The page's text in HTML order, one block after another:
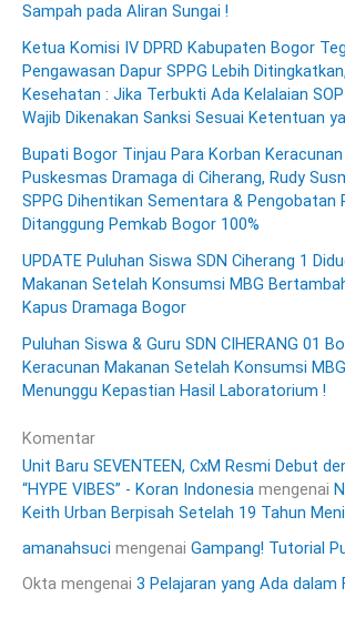
Sampah pada Aliran Sungai !
Ketua Komisi IV DPRD Kabupaten Bogor
Pengawasan Dapur SPPG Lebih
Kesehatan : Jika Terbukti Ada Kelalaian
Wajib Dikenakan Sanksi Sesuai Ketentuan
Bupati Bogor Tinjau Para Korban
Puskesmas Dramaga di Ciherang, Rudy
SPPG Dihentikan Sementara & Pengobatan
Ditanggung Pemkab Bogor 100%
UPDATE Puluhan Siswa SDN Ciherang 1
Makanan Setelah Konsumsi MBG
Kapus Dramaga Bogor
Puluhan Siswa & Guru SDN CIHERANG 01
Keracunan Makanan Setelah Konsumsi
Menunggu Kepastian Hasil Laboratorium !
Komentar
Unit Baru SEVENTEEN, CxM Resmi Debut
“HYPE VIBES” - Koran Indonesia mengenai
Keith Urban Berpisah Setelah 19 Tahun
amanahsuci mengenai Gampang! Tutorial
Okta mengenai 3 Pelajaran yang Ada dalam